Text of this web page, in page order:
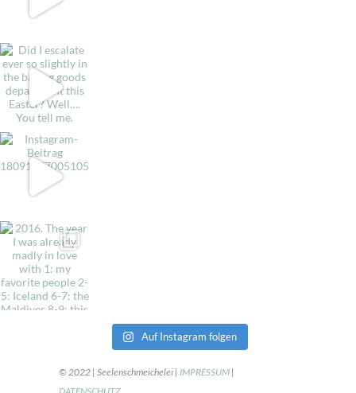
Auf Instagram folgen
© 2022 | Seelenschmeichelei | IMPRESSUM |